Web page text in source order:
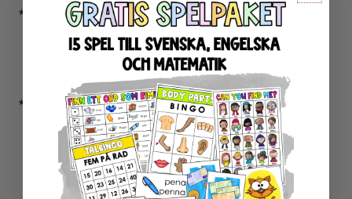
★ ANDRA ÄMNEN
SOCIALA FÄRDIGHETER
SAMHÄLLSKUNSKAP
RELIGIONSKUNSKAP
★ SERIER
ESCAPE ROOMS
UPPGIFTSKORT SVENSKA
NIVÅINDELADE LÄSTEXTER
LÄSKORT FAKTA
VI SKRIVER